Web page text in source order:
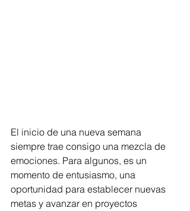
El inicio de una nueva semana
siempre trae consigo una mezcla de
emociones. Para algunos, es un
momento de entusiasmo, una
oportunidad para establecer nuevas
metas y avanzar en proyectos